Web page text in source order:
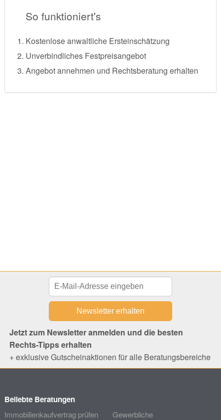
So funktioniert's
Kostenlose anwaltliche Ersteinschätzung
Unverbindliches Festpreisangebot
Angebot annehmen und Rechtsberatung erhalten
Jetzt zum Newsletter anmelden und die besten
Rechts-Tipps erhalten
+ exklusive Gutscheinaktionen für alle Beratungsbereiche
Beliebte Beratungen
Immobilienkaufvertrag prüfen
Gewerbliche